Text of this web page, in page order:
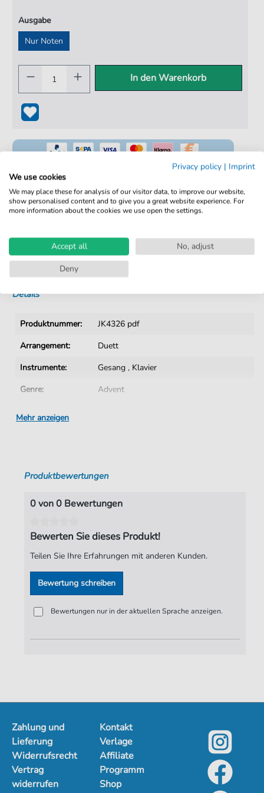
Ausgabe
Nur Noten
In den Warenkorb
100% Legal & Lizenziert
Kein Abo. Fairer Einzelkauf.
Sofortiger Download nach Kauf
Details
Produktnummer:
JK4326 pdf
Arrangement:
Duett
Instrumente:
Gesang , Klavier
Genre:
Advent
Duett:
Tonart:
C-Dur
Autoren:
Bach,
Verlag:
Jürgen Knuth
Mehr anzeigen
Produktbewertungen
0 von 0 Bewertungen
Bewerten Sie dieses Produkt!
Teilen Sie Ihre Erfahrungen mit anderen Kunden.
Bewertung schreiben
Bewertungen nur in der aktuellen Sprache anzeigen.
Zahlung und
Lieferung
Widerrufsrecht
Vertrag
widerrufen
Kontakt
Verlage
Affiliate
Programm
Shop
Privacy policy | Imprint
We use cookies
We may place these for analysis of our visitor data, to improve our website,
show personalised content and to give you a great website experience. For
more information about the cookies we use open the settings.
Accept all
No, adjust
Deny